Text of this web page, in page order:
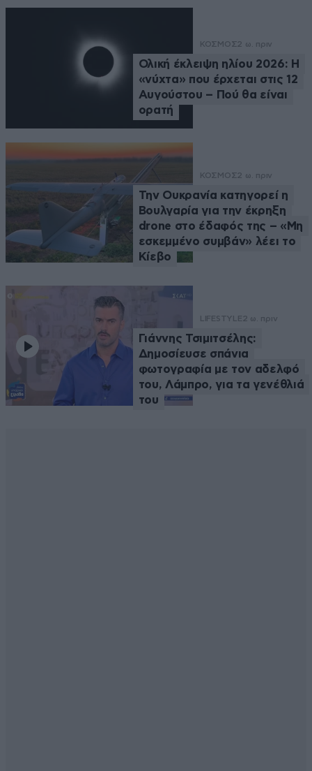
ΚΟΣΜΟΣ2 ω. πριν
Ολική έκλειψη ηλίου 2026: Η
«νύχτα» που έρχεται στις 12
Αυγούστου – Πού θα είναι
ορατή
ΚΟΣΜΟΣ2 ω. πριν
Την Ουκρανία κατηγορεί η
Βουλγαρία για την έκρηξη
drone στο έδαφός της – «Μη
εσκεμμένο συμβάν» λέει το
Κίεβο
LIFESTYLE 2 ω. πριν
Γιάννης Τσιμιτσέλης:
Δημοσίευσε σπάνια
φωτογραφία με τον αδελφό
του, Λάμπρο, για τα γενέθλιά
του